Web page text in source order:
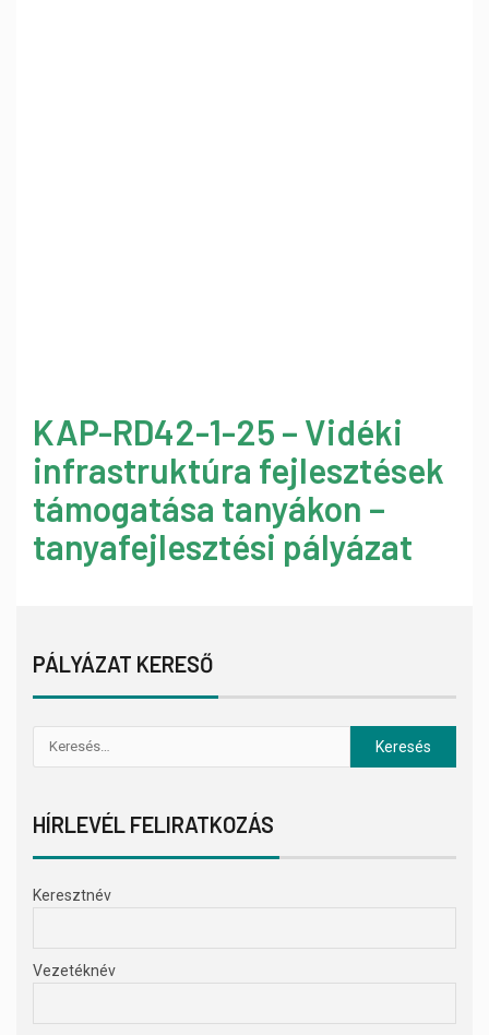
KAP-RD42-1-25 – Vidéki
infrastruktúra fejlesztések
támogatása tanyákon –
tanyafejlesztési pályázat
PÁLYÁZAT KERESŐ
HÍRLEVÉL FELIRATKOZÁS
Keresztnév
Vezetéknév